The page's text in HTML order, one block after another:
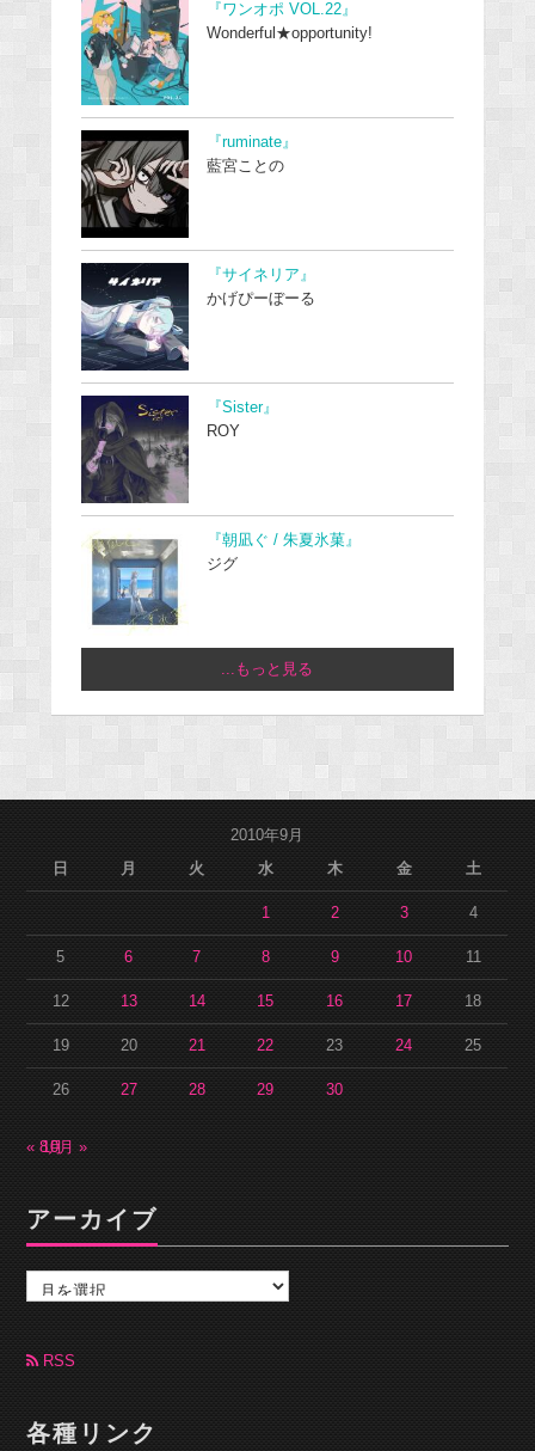
『ワンオポ VOL.22』
Wonderful★opportunity!
『ruminate』
藍宮ことの
『サイネリア』
かげぴーぼーる
『Sister』
ROY
『朝凪ぐ / 朱夏氷菓』
ジグ
...もっと見る
2010年9月
日
月 火 水 木 金 土
1 2 3 4
5 6 7 8 9 10 11
12 13 14 15 16 17 18
19 20 21 22 23 24 25
26 27 28 29 30
« 8月
10月 »
アーカイブ
カ
ブRSS
各種リンク